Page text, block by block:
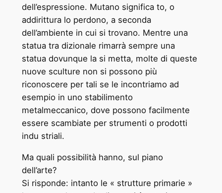
dell’espressione. Mutano significa ­to, o
addirittura lo perdono, a seconda
dell’ambiente in cui si trovano. Mentre una
statua tra ­dizionale rimarrà sempre una
statua dovunque la si metta, molte di queste
nuove sculture non si possono più
riconoscere per tali se le incontriamo ad
esempio in uno stabilimento
metalmeccanico, dove possono facilmente
essere scambiate per strumenti o prodotti
indu ­striali.
Ma quali possibilità hanno, sul piano
dell’arte?
Si risponde: intanto le « strutture primarie »